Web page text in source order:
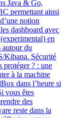
Java & Go,
permettant ainsi
notion
dashboard avec
en
autour du
Kibana. Sécurité
? : une
à la machine
dans l’heure si
vous êtes
des
reste dans la